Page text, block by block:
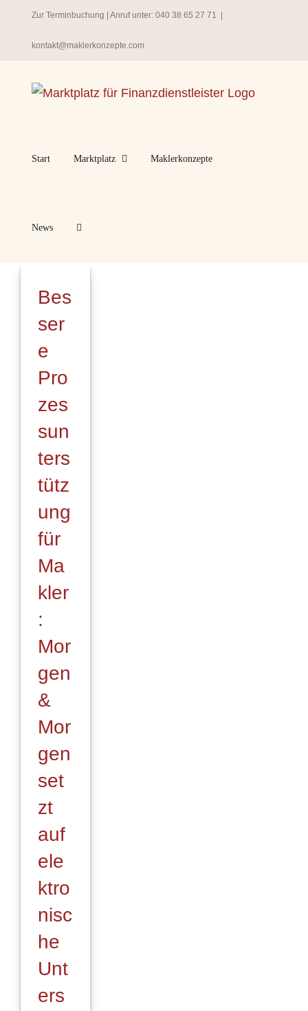
springen
Zur Terminbuchung | Anruf unter: 040 38 65 27 71
kontakt@maklerkonzepte.com
Start Marktplatz Maklerkonzepte
News
Bes
ser
e
Pro
zes
sun
ters
tütz
ung
für
Ma
kler
:
Mor
gen
&
Mor
gen
set
zt
auf
ele
ktro
nisc
he
Unt
ers